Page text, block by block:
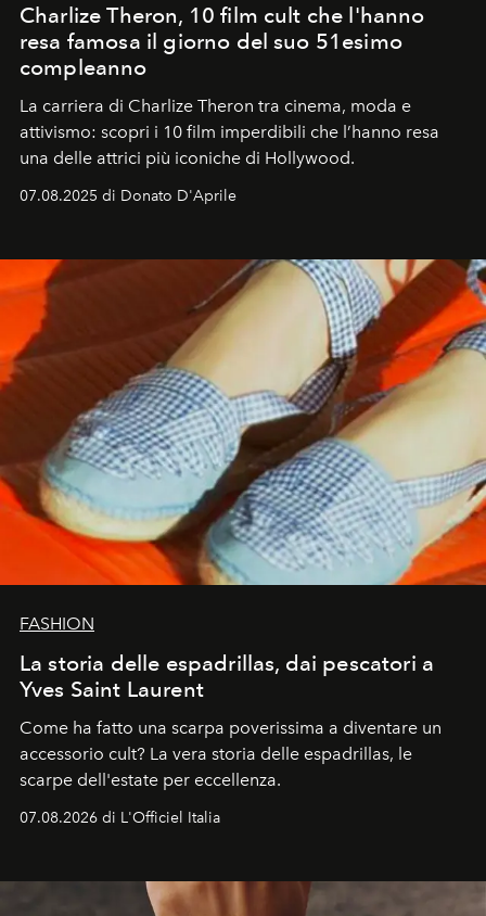
Charlize Theron, 10 film cult che l'hanno
resa famosa il giorno del suo 51esimo
compleanno
La carriera di Charlize Theron tra cinema, moda e
attivismo: scopri i 10 film imperdibili che l’hanno resa
una delle attrici più iconiche di Hollywood.
07.08.2025 di Donato D'Aprile
FASHION
La storia delle espadrillas, dai pescatori a
Yves Saint Laurent
Come ha fatto una scarpa poverissima a diventare un
accessorio cult? La vera storia delle espadrillas, le
scarpe dell'estate per eccellenza.
07.08.2026 di L'Officiel Italia